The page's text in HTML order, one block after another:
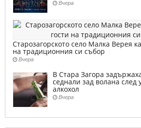
Вчера
Старозагорското село Малка Верея
на традиционния си събор
Вчера
В Стара Загора
седнали зад волана след
алкохол
Вчера